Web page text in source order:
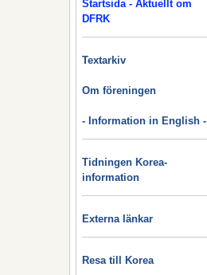
Startsida - Aktuellt om
DFRK
Textarkiv
Om föreningen
- Information in English -
Tidningen Korea-
information
Externa länkar
Resa till Korea